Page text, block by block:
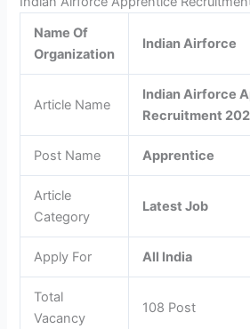
Name Of
Organization
Indian Airforce
Article Name
Indian Airforce
Recruitment
Post Name Apprentice
Article
Category
Latest Job
Apply For All India
Total
Vacancy
108 Post